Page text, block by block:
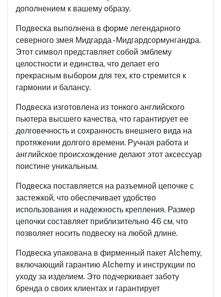
дополнением к вашему образу.
Подвеска выполнена в форме легендарного
северного змея Мидгарда - Мидгардсормунгандра.
Этот символ представляет собой эмблему
целостности и единства, что делает его
прекрасным выбором для тех, кто стремится к
гармонии и балансу.
Подвеска изготовлена из тонкого английского
пьютера высшего качества, что гарантирует ее
долговечность и сохранность внешнего вида на
протяжении долгого времени. Ручная работа и
английское происхождение делают этот аксессуар
поистине уникальным.
Подвеска поставляется на разъемной цепочке с
застежкой, что обеспечивает удобство
использования и надежность крепления. Размер
цепочки составляет приблизительно 46 см, что
позволяет носить подвеску на любой длине.
Подвеска упакована в фирменный пакет Alchemy,
включающий гарантию Alchemy и инструкции по
уходу за изделием. Это подчеркивает заботу
бренда о своих клиентах и гарантирует